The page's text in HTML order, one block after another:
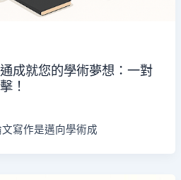
成就您的學術夢想：一對
！
寫作是邁向學術成